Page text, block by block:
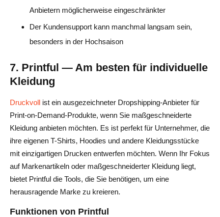
Anbietern möglicherweise eingeschränkter
Der Kundensupport kann manchmal langsam sein,
besonders in der Hochsaison
7. Printful — Am besten für individuelle
Kleidung
Druckvoll ist ein ausgezeichneter Dropshipping-Anbieter für
Print-on-Demand-Produkte, wenn Sie maßgeschneiderte
Kleidung anbieten möchten. Es ist perfekt für Unternehmer, die
ihre eigenen T-Shirts, Hoodies und andere Kleidungsstücke
mit einzigartigen Drucken entwerfen möchten. Wenn Ihr Fokus
auf Markenartikeln oder maßgeschneiderter Kleidung liegt,
bietet Printful die Tools, die Sie benötigen, um eine
herausragende Marke zu kreieren.
Funktionen von Printful